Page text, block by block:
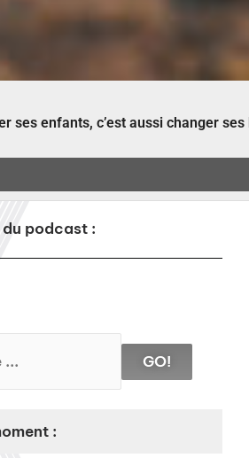
ses enfants, c’est aussi changer
podcast :
GO!
: